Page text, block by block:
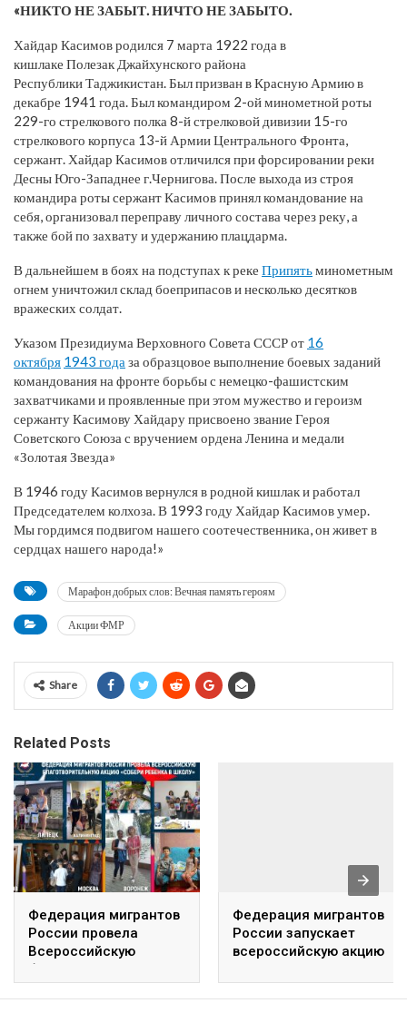
«НИКТО НЕ ЗАБЫТ. НИЧТО НЕ ЗАБЫТО.
Хайдар Касимов родился 7 марта 1922 года в
кишлаке Полезак Джайхунского района
Республики Таджикистан. Был призван в Красную Армию в
декабре 1941 года. Был командиром 2-ой минометной роты
229-го стрелкового полка 8-й стрелковой дивизии 15-го
стрелкового корпуса 13-й Армии Центрального Фронта,
сержант. Хайдар Касимов отличился при форсировании реки
Десны Юго-Западнее г.Чернигова. После выхода из строя
командира роты сержант Касимов принял командование на
себя, организовал переправу личного состава через реку, а
также бой по захвату и удержанию плацдарма.
В дальнейшем в боях на подступах к реке Припятьминометным
огнем уничтожил склад боеприпасов и несколько десятков
вражеских солдат.
Указом Президиума Верховного Совета СССР от 16
октября 1943 года за образцовое выполнение боевых заданий
командования на фронте борьбы с немецко-фашистским
захватчиками и проявленные при этом мужество и героизм
сержанту Касимову Хайдару присвоено звание Героя
Советского Союза с вручением ордена Ленина и медали
«Золотая Звезда»
В 1946 году Касимов вернулся в родной кишлак и работал
Председателем колхоза. В 1993 году Хайдар Касимов умер.
Мы гордимся подвигом нашего соотечественника, он живет в
сердцах нашего народа!»
Марафон добрых слов: Вечная память героям
Акции ФМР
Share
Related Posts
Федерация мигрантов
России провела
Всероссийскую
благотворительную
акцию «Собери
Федерация мигрантов
России запускает
всероссийскую акцию